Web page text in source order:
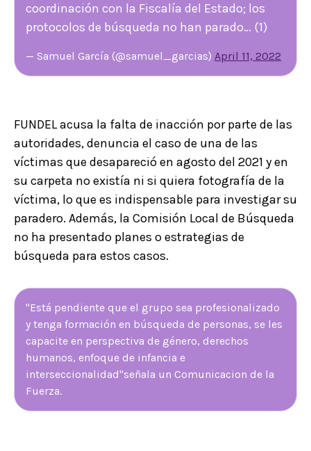
coordinación con la Fiscalía del Estado; los
protocolos de búsqueda no han parado… (1)
— Samuel García (@samuel_garcias) April 11, 2022
FUNDEL acusa la falta de inacción por parte de las
autoridades, denuncia el caso de una de las
víctimas que desapareció en agosto del 2021 y en
su carpeta no existía ni si quiera fotografía de la
víctima, lo que es indispensable para investigar su
paradero. Además, la Comisión Local de Búsqueda
no ha presentado planes o estrategias de
búsqueda para estos casos.
"Está pendiente que el grupo sea profesionalizado
y tenga formación en búsqueda de personas, se les
capacite en perspectiva de género, derechos
humanos, enfoque de infancia e
interseccionalidad"señala un Comunicacion de la
Fuerza.